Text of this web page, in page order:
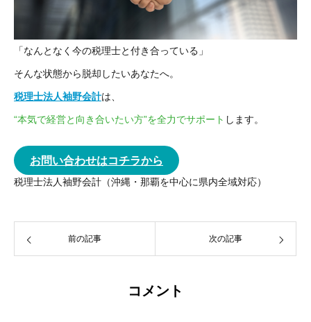
「なんとなく今の税理士と付き合っている」
そんな状態から脱却したいあなたへ。
税理士法人袖野会計は、
“本気で経営と向き合いたい方”を全力でサポート します。
お問い合わせはコチラから
税理士法人袖野会計（沖縄・那覇を中心に県内全域対応）
前の記事 次の記事
コメント